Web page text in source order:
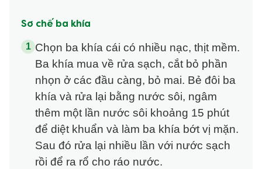
Sơ chế ba khía
Chọn ba khía cái có nhiều nạc, thịt mềm.
Ba khía mua về rửa sạch, cắt bỏ phần
nhọn ở các đầu càng, bỏ mai. Bẻ đôi ba
khía và rửa lại bằng nước sôi, ngâm
thêm một lần nước sôi khoảng 15 phút
để diệt khuẩn và làm ba khía bớt vị mặn.
Sau đó rửa lại nhiều lần với nước sạch
rồi để ra rổ cho ráo nước.